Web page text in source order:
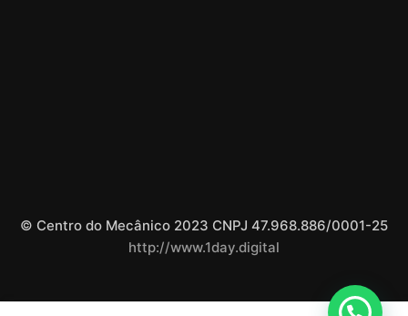
© Centro do Mecânico 2023 CNPJ 47.968.886/0001-25
http://www.1day.digital